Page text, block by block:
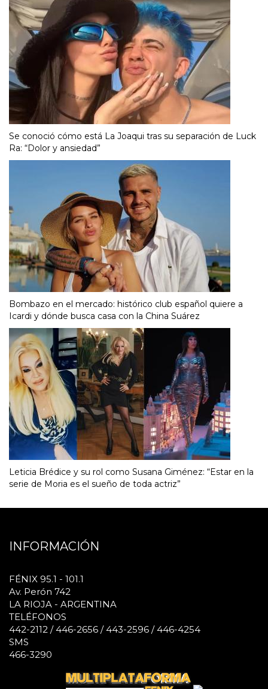
Se conoció cómo está La Joaqui tras su separación de Luck
Ra: “Dolor y ansiedad”
Bombazo en el mercado: histórico club español quiere a
Icardi y dónde busca casa con la China Suárez
Leticia Brédice y su rol como Susana Giménez: “Estar en la
serie de Moria es el sueño de toda actriz”
INFORMACIÓN
FÉNIX 95.1 - 101.1
Av. Perón 742
LA RIOJA - ARGENTINA
TELÉFONOS
442-2112 / 446-2656 / 443-2596 / 446-4254
SMS
466-3290